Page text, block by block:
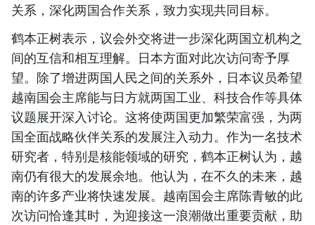
关系，深化两国合作关系，致力实现共同目标。
鹤本正树表示，议会外交将进一步深化两国立机构之
间的互信和相互理解。日本方面对此次访问寄予厚
望。除了增进两国人民之间的关系外，日本议员希望
越南国会主席能与日方就两国工业、科技合作等具体
议题展开深入讨论。这将使两国更加繁荣富强，为两
国全面战略伙伴关系的发展注入动力。作为一名技术
研究者，特别是核能领域的研究，鹤本正树认为，越
南仍有很大的发展余地。他认为，在不久的未来，越
南的许多产业将快速发展。越南国会主席陈青敏的此
次访问恰逢其时，为迎接这一浪潮做出重要贡献，助